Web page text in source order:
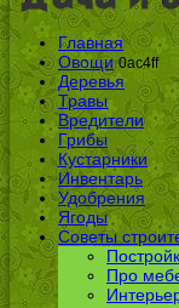
Главная
Овощи 0ac4ff
Деревья
Травы
Вредители
Грибы
Кустарники
Инвентарь
Удобрения
Ягоды
Советы
Про